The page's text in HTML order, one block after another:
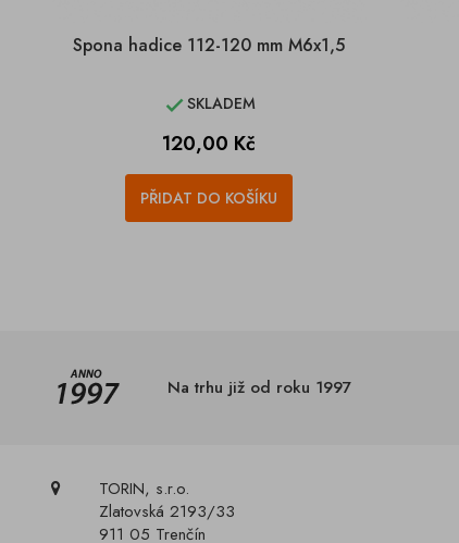
Spona hadice 112-120 mm M6x1,5
SKLADEM
Cena
120,00 Kč
PŘIDAT DO KOŠÍKU
Na trhu již od roku 1997
TORIN, s.r.o.
Zlatovská 2193/33
911 05 Trenčín